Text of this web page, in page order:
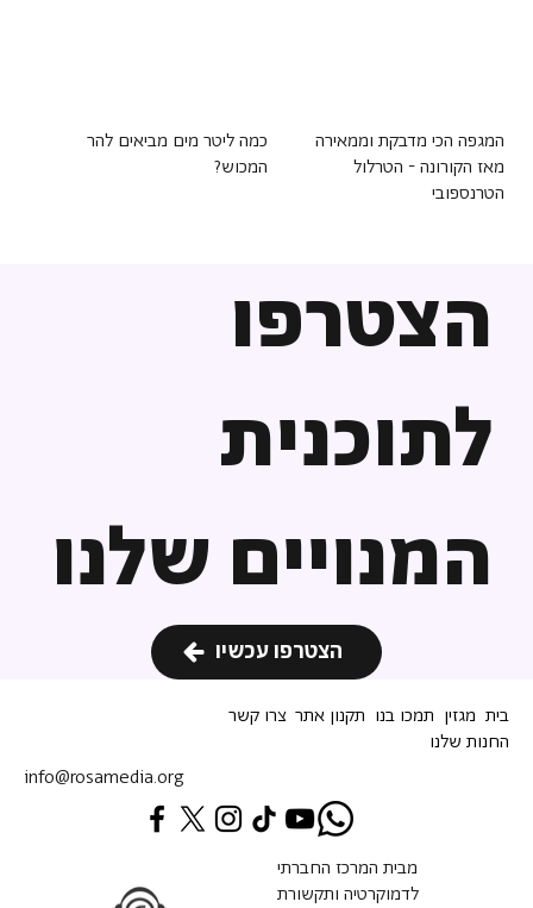
הצטרפו
לתוכנית
המנויים שלנו
הצטרפו עכשיו
המגפה הכי מדבקת וממאירה
מאז הקורונה - הטרלול
הטרנספובי
כמה ליטר מים מביאים להר
המכוש?
info@rosamedia.org
בית מגזין תמכו בנו תקנון אתר צרו קשר
החנות שלנו
מבית המרכז החברתי
לדמוקרטיה ותקשורת